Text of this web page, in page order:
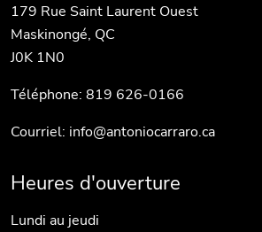
179 Rue Saint Laurent Ouest
Maskinongé, QC
J0K 1N0
Téléphone: 819 626-0166
Courriel: info@antoniocarraro.ca
Heures d'ouverture
Lundi au jeudi